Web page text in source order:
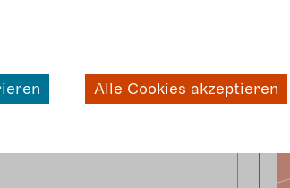
Alle Cookies akzeptieren